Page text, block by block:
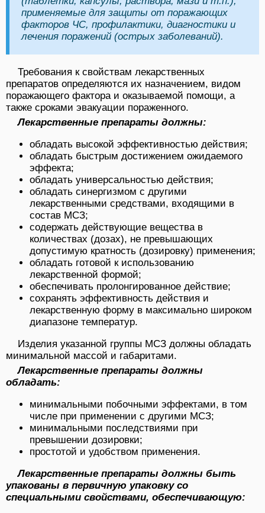
применяемые для защиты от поражающих
факторов ЧС, профилактики, диагностики и
лечения поражений (острых заболеваний).
Требования к свойствам лекарственных
препаратов определяются их назначением, видом
поражающего фактора и оказываемой помощи, а
также сроками эвакуации пораженного.
Лекарственные препараты должны:
обладать высокой эффективностью действия;
обладать быстрым достижением ожидаемого
эффекта;
обладать универсальностью действия;
обладать синергизмом с другими
лекарственными средствами, входящими в
состав МСЗ;
содержать действующие вещества в
количествах (дозах), не превышающих
допустимую кратность (дозировку) применения;
обладать готовой к использованию
лекарственной формой;
обеспечивать пролонгированное действие;
сохранять эффективность действия и
лекарственную форму в максимально широком
диапазоне температур.
Изделия указанной группы МСЗ должны обладать
минимальной массой и габаритами.
Лекарственные препараты должны
обладать:
минимальными побочными эффектами, в том
числе при применении с другими МСЗ;
минимальными последствиями при
превышении дозировки;
простотой и удобством применения.
Лекарственные препараты должны быть
упакованы в первичную упаковку со
специальными свойствами, обеспечивающую: